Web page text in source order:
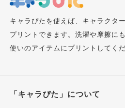
キャラぴたを使えば、キャラクタ
プリントできます。洗濯や摩擦に
使いのアイテムにプリントしてくだ
「キャラぴた」について